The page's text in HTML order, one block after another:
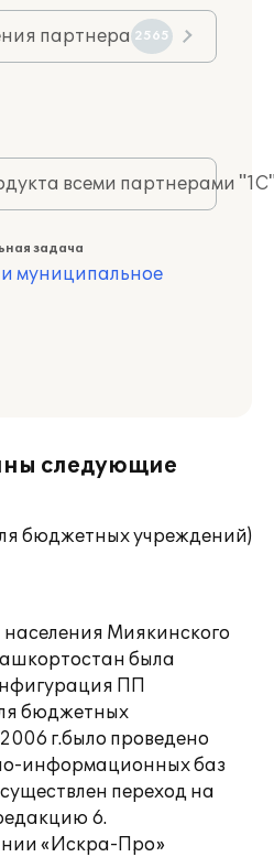
партнера 2565
всеми партнерами
задача
муниципальное
следующие
бюджетных учреждений)
населения Миякинского
была
ПП
бюджетных
г.было проведено
информационных баз
переход на
6.
«Искра-Про»